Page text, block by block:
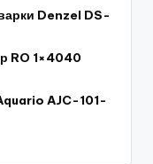
Denzel DS-
RO 1×4040
AJC-101-